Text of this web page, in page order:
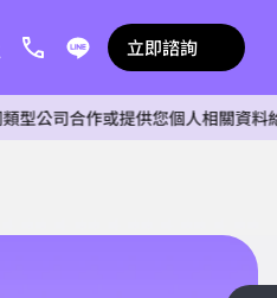
立即諮詢
您個人相關資料給任何單位。